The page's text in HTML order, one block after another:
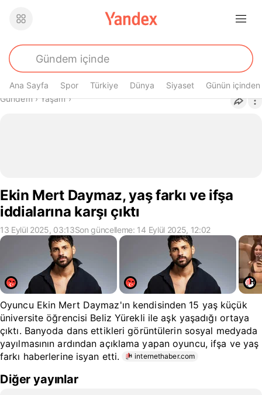
Ana Sayfa Spor Türkiye Dünya Siyaset Günün içinden
Buradasın
Gündem› Yaşam›
Ekin Mert Daymaz, yaş farkı ve ifşa
iddialarına karşı çıktı
13 Eylül 2025, 03:13Son güncelleme: 14 Eylül 2025, 12:02
Oyuncu Ekin Mert Daymaz'ın kendisinden 15 yaş küçük
üniversite öğrencisi Beliz Yürekli ile aşk yaşadığı ortaya
çıktı. Banyoda dans ettikleri görüntülerin sosyal medyada
yayılmasının ardından açıklama yapan oyuncu, ifşa ve yaş
farkı haberlerine isyan etti.
internethaber.com
Diğer yayınlar